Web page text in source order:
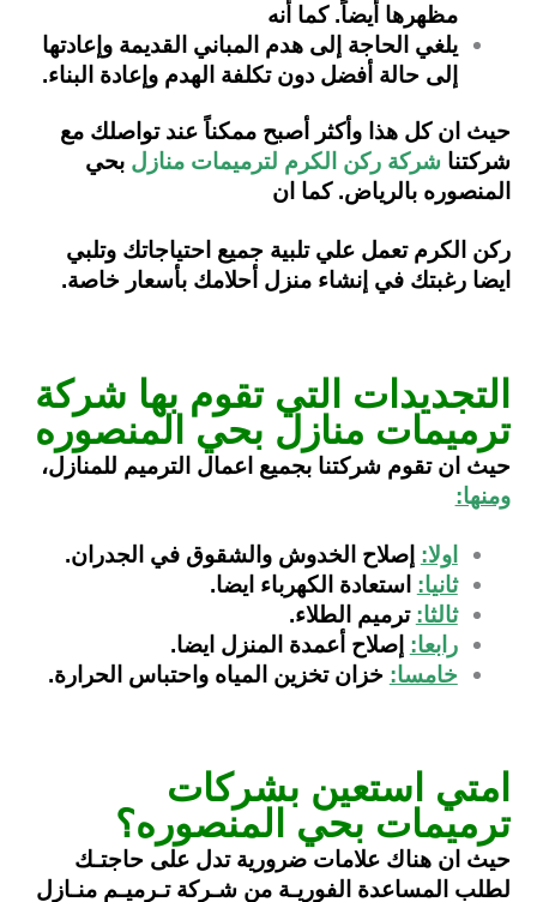
مظهرها أيضاً. كما أنه
يلغي الحاجة إلى هدم المباني القديمة وإعادتها
إلى حالة أفضل دون تكلفة الهدم وإعادة البناء.
حيث ان كل هذا وأكثر أصبح ممكناً عند تواصلك مع
شركتنا شركة ركن الكرم لترميمات منازل بحي
المنصوره بالرياض. كما ان
ركن الكرم تعمل علي تلبية جميع احتياجاتك وتلبي
ايضا رغبتك في إنشاء منزل أحلامك بأسعار خاصة.
التجديدات التي تقوم بها شركة
ترميمات منازل بحي المنصوره
حيث ان تقوم شركتنا بجميع اعمال الترميم للمنازل،
ومنها:
اولا: إصلاح الخدوش والشقوق في الجدران.
ثانيا: استعادة الكهرباء ايضا.
ثالثا: ترميم الطلاء.
رابعا: إصلاح أعمدة المنزل ايضا.
خامسا: خزان تخزين المياه واحتباس الحرارة.
امتي استعين بشركات
ترميمات بحي المنصوره؟
حيث ان هناك علامات ضرورية تدل على حاجتـك
لطلب المساعدة الفوريـة من شـركة تـرميـم منـازل